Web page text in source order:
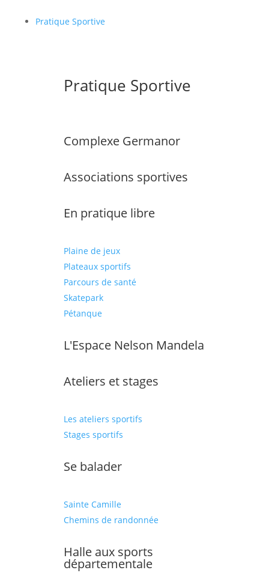
Pratique Sportive
Pratique Sportive
Complexe Germanor
Associations sportives
En pratique libre
Plaine de jeux
Plateaux sportifs
Parcours de santé
Skatepark
Pétanque
L'Espace Nelson Mandela
Ateliers et stages
Les ateliers sportifs
Stages sportifs
Se balader
Sainte Camille
Chemins de randonnée
Halle aux sports
départementale